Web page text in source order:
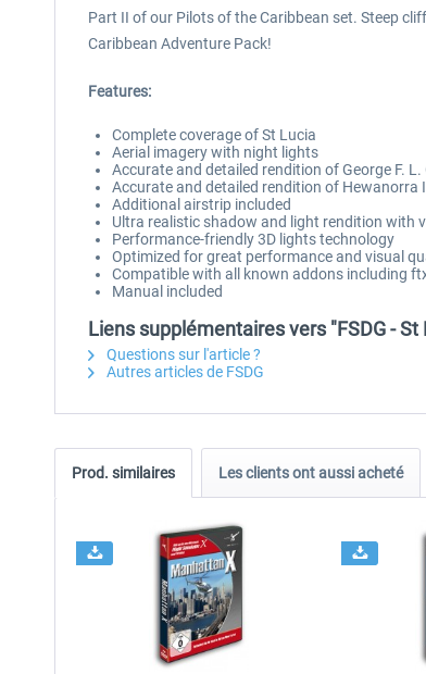
Part II of our Pilots of the Caribbean set. Steep
Caribbean Adventure Pack!
Features:
Complete coverage of St Lucia
Aerial imagery with night lights
Accurate and detailed rendition of George F.
Accurate and detailed rendition of Hewanorra
Additional airstrip included
Ultra realistic shadow and light rendition with
Performance-friendly 3D lights technology
Optimized for great performance and visual
Compatible with all known addons including
Manual included
Liens supplémentaires vers "FSDG - St
Questions sur l'article ?
Autres articles de FSDG
Prod. similaires Les clients ont aussi acheté